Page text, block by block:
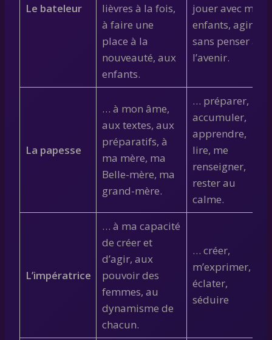
Le bateleur
lièvres à la fois,
à faire une
place à la
nouveauté, aux
enfants.
jouer avec mes
enfants, agir
sans penser à
l’avenir.
La papesse
… à mon âme,
aux textes, aux
préparatifs, à
ma mère, ma
Belle-mère, ma
grand-mère.
… préparer,
accumuler,
apprendre,
lire, me
renseigner,
rester au
calme.
L’impératrice
… à ma capacité
de créer et
d’agir, aux
pouvoir des
femmes, au
dynamisme de
chacun.
… créer,
m’exprimer,
éclater,
séduire